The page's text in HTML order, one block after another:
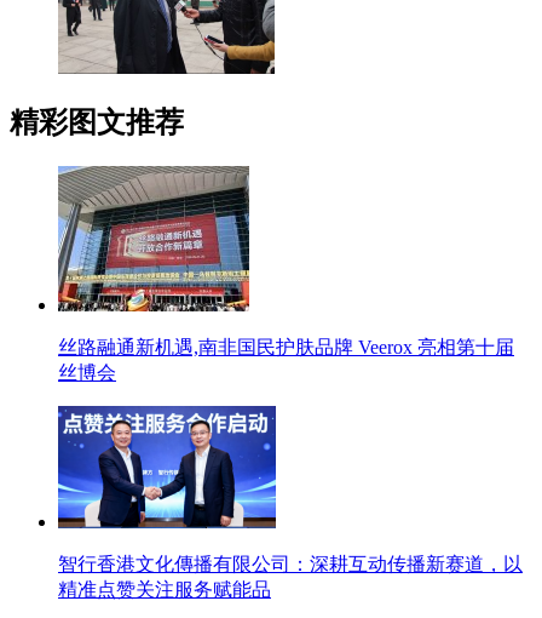
精彩图文推荐
丝路融通新机遇,南非国民护肤品牌 Veerox 亮相第十届
丝博会
智行香港文化傳播有限公司：深耕互动传播新赛道，以
精准点赞关注服务赋能品